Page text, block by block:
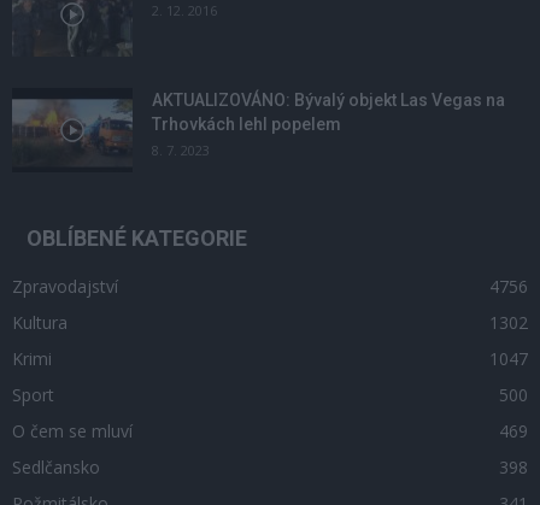
2. 12. 2016
AKTUALIZOVÁNO: Bývalý objekt Las Vegas na
Trhovkách lehl popelem
8. 7. 2023
OBLÍBENÉ KATEGORIE
Zpravodajství
4756
Kultura
1302
Krimi
1047
Sport
500
O čem se mluví
469
Sedlčansko
398